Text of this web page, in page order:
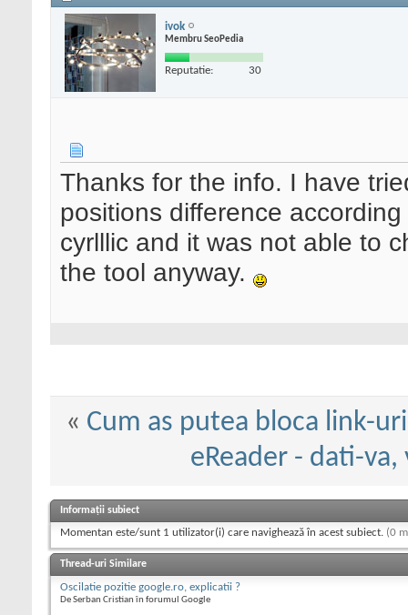
ivok
Membru SeoPedia
Reputatie: 30
Thanks for the info. I have
positions difference
cyrlllic and it was not able to
the tool anyway.
« Cum as putea bloca link-
eReader - dati-
Informații subiect
Momentan este/sunt 1 utilizator(i) care navighează în acest subiect. (0
Thread-uri Similare
Oscilatie pozitie google.ro, explicatii ?
De Serban Cristian în forumul Google